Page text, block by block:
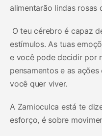
alimentarão lindas rosas
O teu cérebro é capaz
estímulos. As tuas
e você pode decidir por
pensamentos e as
você quer viver.
A Zamioculca está te
esforço, é sobre